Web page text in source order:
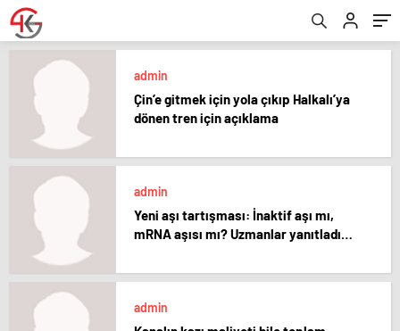
admin
Çin’e gitmek için yola çıkıp Halkalı’ya
dönen tren için açıklama
admin
Yeni aşı tartışması: İnaktif aşı mı,
mRNA aşısı mı? Uzmanlar yanıtladı…
admin